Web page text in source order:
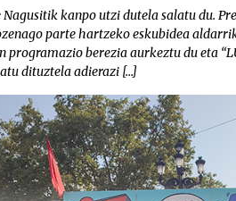
kanpo utzi dutela salatu du.
parte hartzeko eskubidea
berezia aurkeztu du eta
dituztela adierazi […]